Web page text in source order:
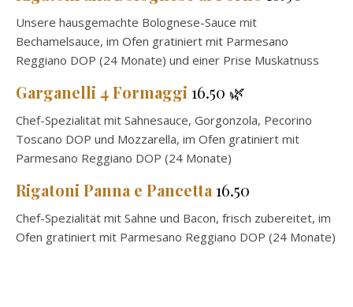
Unsere hausgemachte Bolognese-Sauce mit
Bechamelsauce, im Ofen gratiniert mit Parmesano
Reggiano DOP (24 Monate) und einer Prise Muskatnuss
Garganelli 4 Formaggi 16.50 🌿
Chef-Spezialität mit Sahnesauce, Gorgonzola, Pecorino
Toscano DOP und Mozzarella, im Ofen gratiniert mit
Parmesano Reggiano DOP (24 Monate)
Rigatoni Panna e Pancetta 16.50
Chef-Spezialität mit Sahne und Bacon, frisch zubereitet, im
Ofen gratiniert mit Parmesano Reggiano DOP (24 Monate)